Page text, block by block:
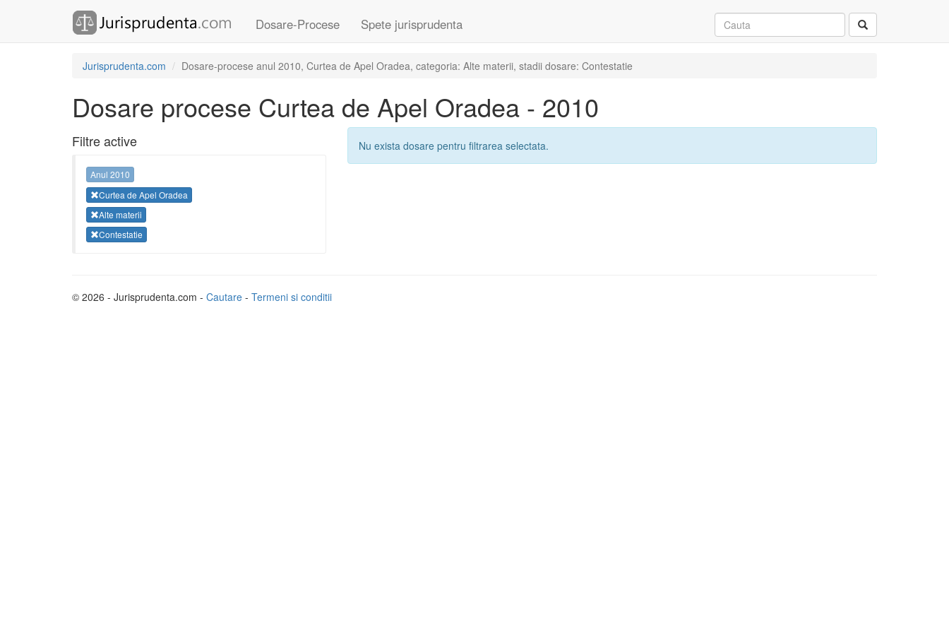
Dosare-Procese Spete jurisprudenta
Jurisprudenta.com Dosare-procese anul 2010, Curtea de Apel Oradea, categoria: Alte materii, stadii dosare: Contestatie
Dosare procese Curtea de Apel Oradea - 2010
Filtre active
Anul 2010
Curtea de Apel Oradea
Alte materii
Contestatie
Nu exista dosare pentru filtrarea selectata.
© 2026 - Jurisprudenta.com - Cautare - Termeni si conditii